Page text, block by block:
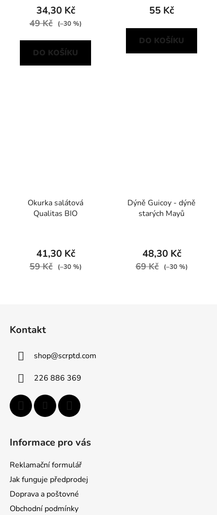
34,30 Kč
49 Kč (–30 %)
DO KOŠÍKU
55 Kč
DO KOŠÍKU
Okurka salátová
Qualitas BIO
41,30 Kč
59 Kč (–30 %)
Dýně Guicoy - dýně
starých Mayů
48,30 Kč
69 Kč (–30 %)
Kontakt
shop@scrptd.com
226 886 369
Informace pro vás
Reklamační formulář
Jak funguje předprodej
Doprava a poštovné
Obchodní podmínky